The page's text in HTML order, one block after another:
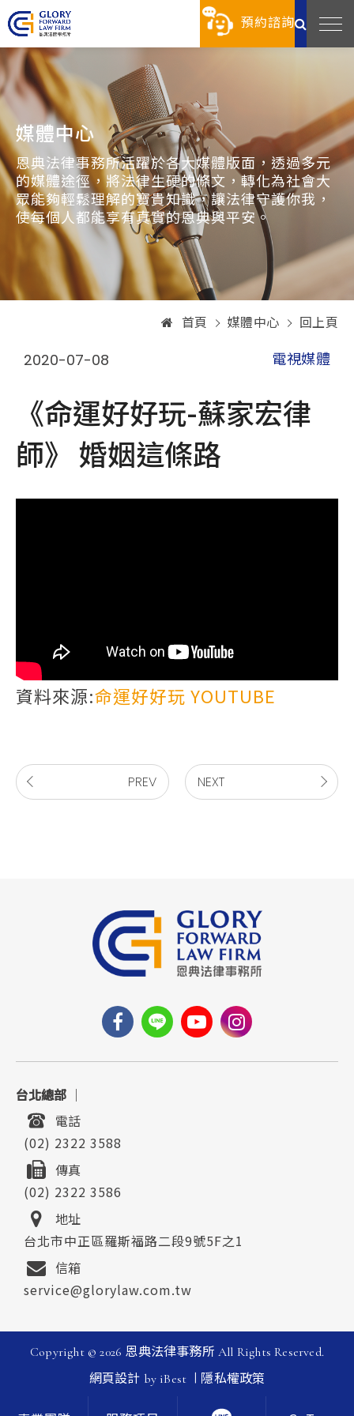
預約諮詢
媒體中心
恩典法律事務所活躍於各大媒體版面，透過多元
的媒體途徑，將法律生硬的條文，轉化為社會大
眾能夠輕鬆理解的寶貴知識，讓法律守護你我，
使每個人都能享有真實的恩典與平安。
首頁 媒體中心 回上頁
2020-07-08 電視媒體
《命運好好玩-蘇家宏律
師》 婚姻這條路
資料來源:命運好好玩 YOUTUBE
PREV NEXT
台北總部 ｜
地址
台北市中正區羅斯福路二段9號5F之1
電話
(02) 2322 3588
傳真
(02) 2322 3586
信箱
service@glorylaw.com.tw
Copyright © 2026 恩典法律事務所 All Rights Reserved.
網頁設計 by iBest | 隱私權政策